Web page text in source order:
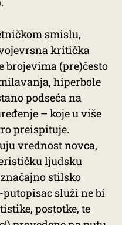
smislu,
kritička
brojevima (pre)često
hiperbole
podseća na
– koje u više
preispituje.
vrednost novca,
ljudsku
stilsko
služi ne bi
postotke, te